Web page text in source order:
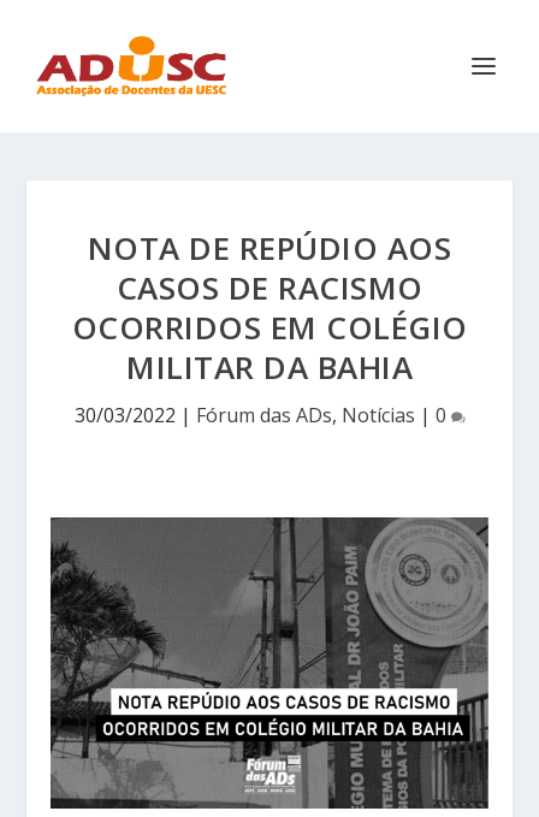
NOTA DE REPÚDIO AOS
CASOS DE RACISMO
OCORRIDOS EM COLÉGIO
MILITAR DA BAHIA
30/03/2022 | Fórum das ADs, Notícias | 0